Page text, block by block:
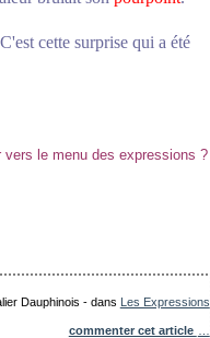
cette surprise qui a été
Dauphinois -dans Les Expressions
commenter cet article